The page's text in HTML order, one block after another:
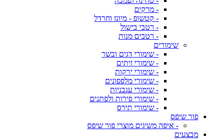
- מרקים
- קטשופ - מיונז וחרדל
- רטבי בישול
- רטבים מנות
שימורים
- שימורי דגים ובשר
- שימורי זיתים
- שימורי ירקות
- שימורי מלפפונים
- שימורי עגבניות
- שימורי פירות ולפתנים
- שימורי תירס
פור שיפס
- איפה משיגים מוצרי פור שיפס
מבצעים